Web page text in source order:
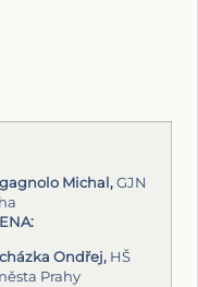
Michal, GJN
Ondřej, HŠ
Prahy